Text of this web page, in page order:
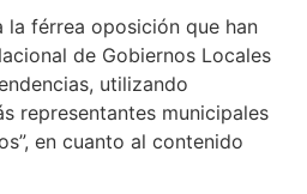
férrea oposición que han
de Gobiernos Locales
utilizando
representantes municipales
en cuanto al contenido